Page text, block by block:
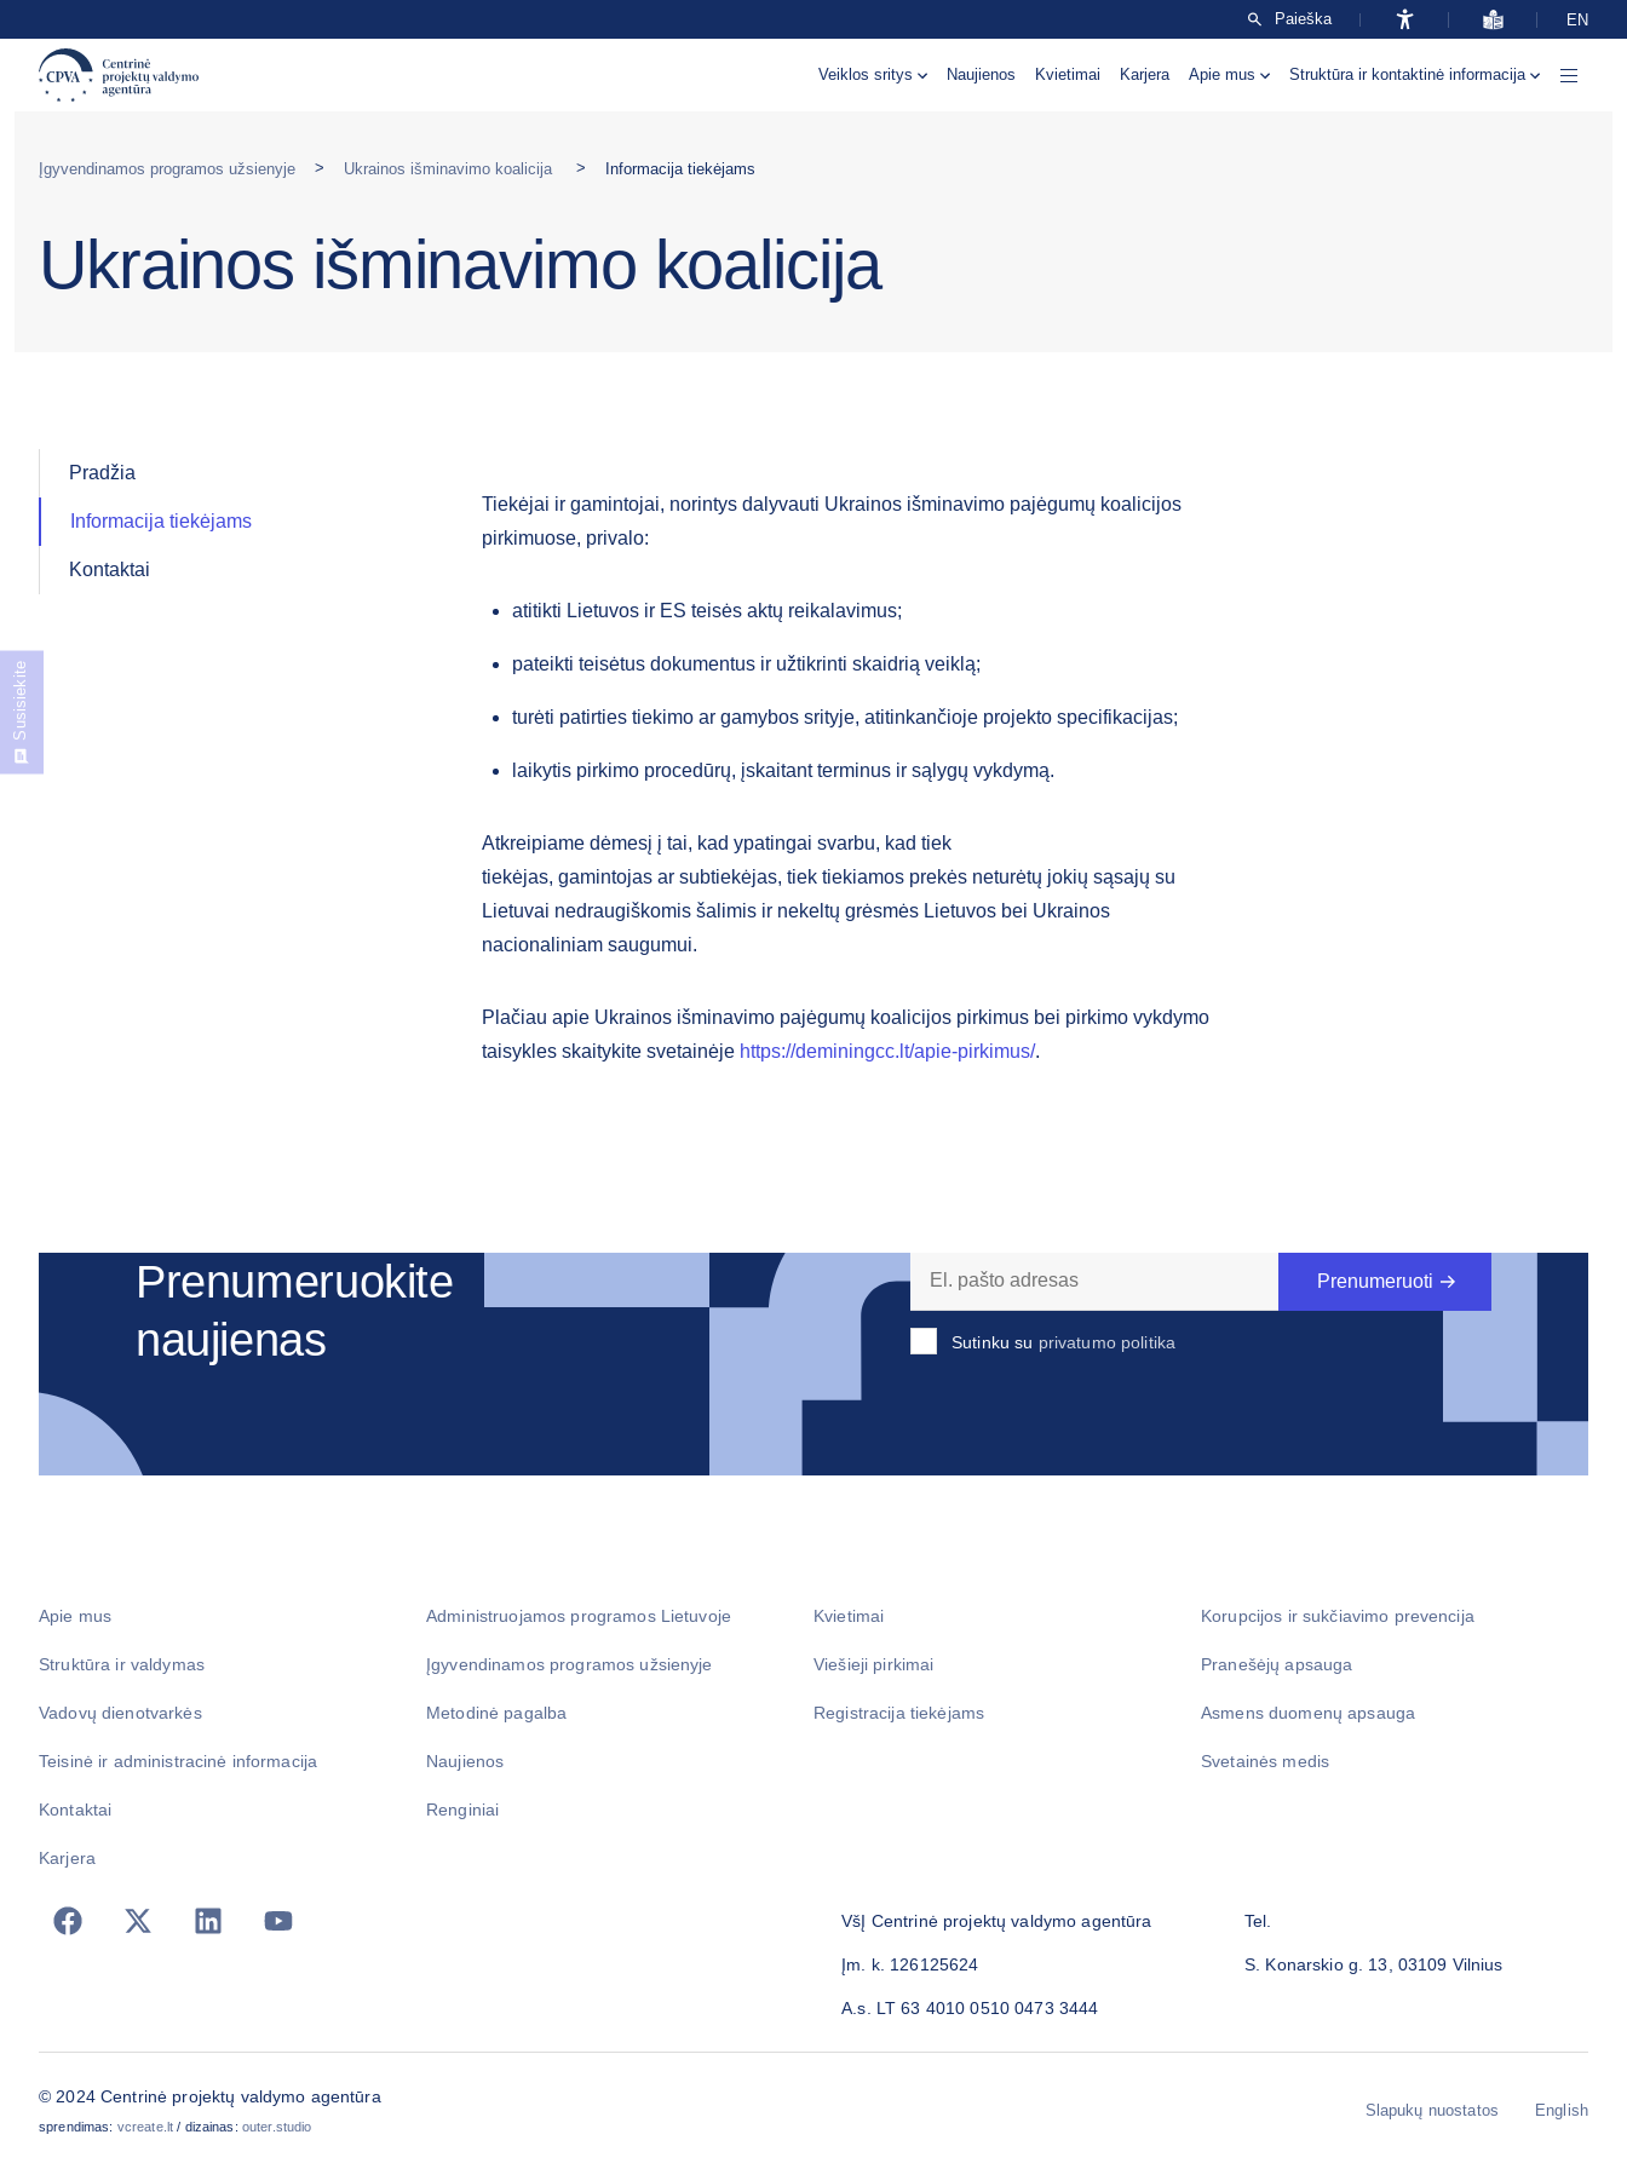
Paieška EN
Veiklos sritys Naujienos Kvietimai Karjera Apie mus Struktūra ir kontaktinė informacija
Įgyvendinamos programos užsienyje > Ukrainos išminavimo koalicija > Informacija tiekėjams
Ukrainos išminavimo koalicija
Pradžia
Informacija tiekėjams
Kontaktai
Tiekėjai ir gamintojai, norintys dalyvauti Ukrainos išminavimo pajėgumų koalicijos
pirkimuose, privalo:
atitikti Lietuvos ir ES teisės aktų reikalavimus;
pateikti teisėtus dokumentus ir užtikrinti skaidrią veiklą;
turėti patirties tiekimo ar gamybos srityje, atitinkančioje projekto specifikacijas;
laikytis pirkimo procedūrų, įskaitant terminus ir sąlygų vykdymą.
Atkreipiame dėmesį į tai, kad ypatingai svarbu, kad tiek
tiekėjas, gamintojas ar subtiekėjas, tiek tiekiamos prekės neturėtų jokių sąsajų su
Lietuvai nedraugiškomis šalimis ir nekeltų grėsmės Lietuvos bei Ukrainos
nacionaliniam saugumui.
Plačiau apie Ukrainos išminavimo pajėgumų koalicijos pirkimus bei pirkimo vykdymo
taisykles skaitykite svetainėje https://deminingcc.lt/apie-pirkimus/.
Prenumeruokite
naujienas
Sutinku su privatumo politika
Prenumeruoti
Apie mus
Struktūra ir valdymas
Vadovų dienotvarkės
Teisinė ir administracinė informacija
Kontaktai
Karjera
Administruojamos programos Lietuvoje
Įgyvendinamos programos užsienyje
Metodinė pagalba
Naujienos
Renginiai
Kvietimai
Viešieji pirkimai
Registracija tiekėjams
Korupcijos ir sukčiavimo prevencija
Pranešėjų apsauga
Asmens duomenų apsauga
Svetainės medis
VšĮ Centrinė projektų valdymo agentūra
Įm. k. 126125624
A.s. LT 63 4010 0510 0473 3444
Tel.
S. Konarskio g. 13, 03109 Vilnius
Susisiekite
© 2024 Centrinė projektų valdymo agentūra
sprendimas: vcreate.lt / dizainas: outer.studio
Slapukų nuostatos English